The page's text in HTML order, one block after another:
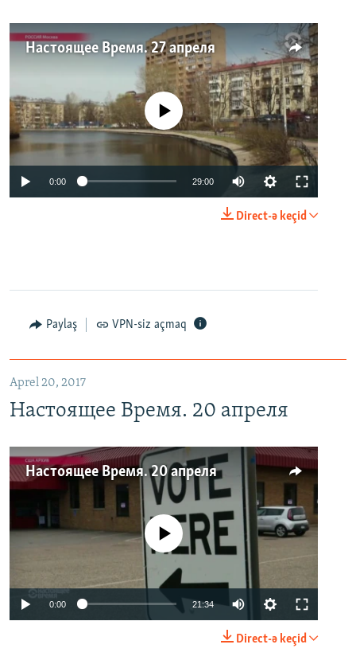
Настоящее Время. 27 апреля
No media source currently available
0:00 29:00
Direct-ə keçid
Paylaş VPN-siz açmaq
Aprel 20, 2017
Настоящее Время. 20 апреля
Настоящее Время. 20 апреля
No media source currently available
0:00 21:34
Direct-ə keçid